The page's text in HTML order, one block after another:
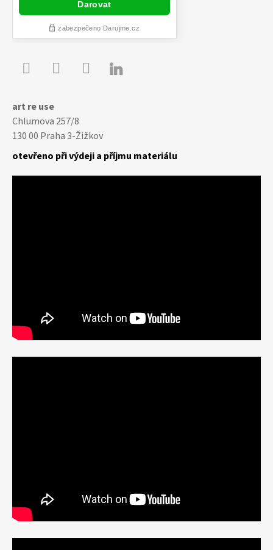

art re use
Chlumova 257/8
130 00 Praha 3-Žižkov
otevřeno při výdeji a příjmu materiálu